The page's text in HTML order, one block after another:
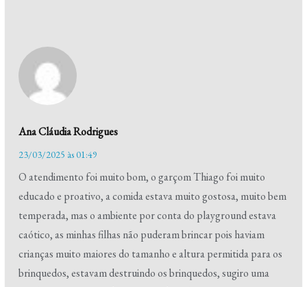
Ana Cláudia Rodrigues
23/03/2025 às 01:49
O atendimento foi muito bom, o garçom Thiago foi muito
educado e proativo, a comida estava muito gostosa, muito bem
temperada, mas o ambiente por conta do playground estava
caótico, as minhas filhas não puderam brincar pois haviam
crianças muito maiores do tamanho e altura permitida para os
brinquedos, estavam destruindo os brinquedos, sugiro uma